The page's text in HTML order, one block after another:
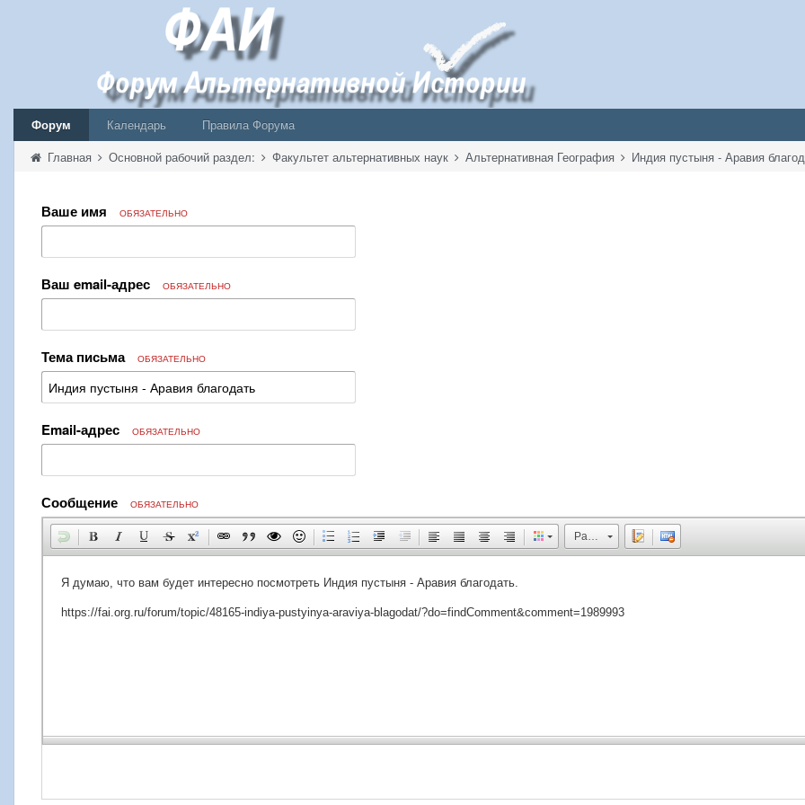
Форум Календарь
Правила Форума
Главная Основной рабочий раздел: Факультет альтернативных наук Альтернативная География Индия пустыня - Аравия
Ваше имя ОБЯЗАТЕЛЬНО
Ваш email-адрес ОБЯЗАТЕЛЬНО
Тема письма ОБЯЗАТЕЛЬНО
Email-адрес ОБЯЗАТЕЛЬНО
Сообщение ОБЯЗАТЕЛЬНО
Размер